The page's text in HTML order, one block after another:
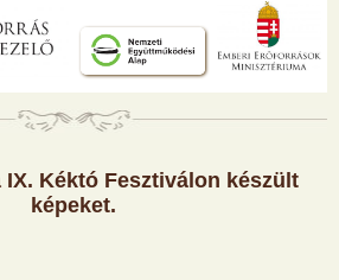
IX. Kéktó Fesztiválon készült
képeket.